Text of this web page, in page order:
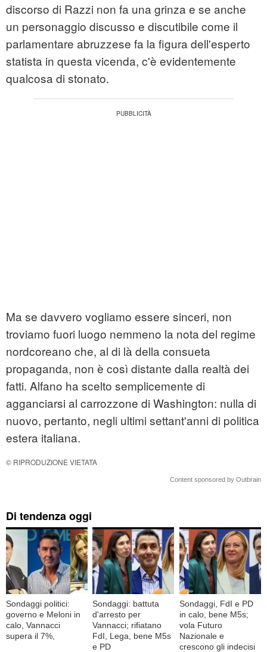
discorso di Razzi non fa una grinza e se anche
un personaggio discusso e discutibile come il
parlamentare abruzzese fa la figura dell'esperto
statista in questa vicenda, c'è evidentemente
qualcosa di stonato.
Ma se davvero vogliamo essere sinceri, non
troviamo fuori luogo nemmeno la nota del regime
nordcoreano che, al di là della consueta
propaganda, non è così distante dalla realtà dei
fatti. Alfano ha scelto semplicemente di
agganciarsi al carrozzone di Washington: nulla di
nuovo, pertanto, negli ultimi settant'anni di politica
estera italiana.
© RIPRODUZIONE VIETATA
Content sponsored by Outbrain
Di tendenza oggi
Sondaggi politici:
governo e Meloni in
calo, Vannacci
supera il 7%,
Sondaggi: battuta
d'arresto per
Vannacci; rifiatano
FdI, Lega, bene M5s
e PD
Sondaggi, FdI e PD
in calo, bene M5s;
vola Futuro
Nazionale e
crescono gli indecisi